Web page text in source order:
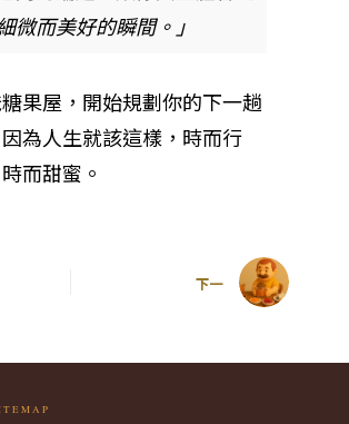
微而美好的瞬間。」
果屋，開始規劃你的下一趟
因為人生就該這樣，時而行
而甜蜜。
下一